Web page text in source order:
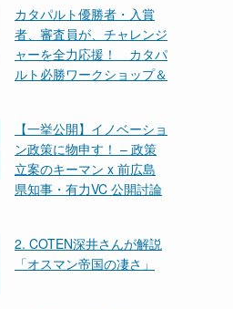
カタパルト優勝者・入賞
者、審査員が、チャレンジ
ャーを全力応援！ カタパ
ルト必勝ワークショップ＆
【一挙公開】イノベーショ
ン政策に物申す！ – 政策
立案のキーマン x 前広島
県知事・有力VC 公開討論
2. COTEN深井さんが解説
「オスマン帝国の凄さ」